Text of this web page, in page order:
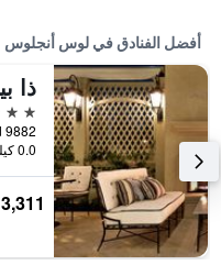
أفضل الفنادق في لوس أنجلوس
5 نجوم
0.0 كيلومتر عن وسط المدينة
3,311 ﷼